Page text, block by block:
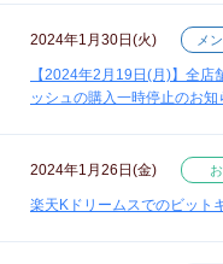
2024年1月30日(火) メ
【2024年2月19日(月)】全
ッシュの購入一時停止のお知
2024年1月26日(金)
楽天Kドリームスでのビット